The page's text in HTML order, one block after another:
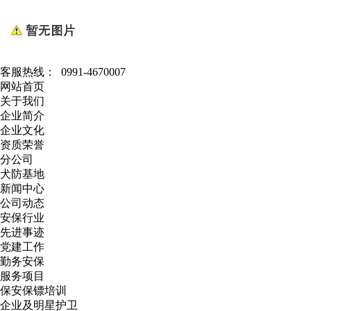
客服热线：
0991-4670007
网站首页
关于我们
企业简介
企业文化
资质荣誉
分公司
犬防基地
新闻中心
公司动态
安保行业
先进事迹
党建工作
勤务安保
服务项目
保安保镖培训
企业及明星护卫